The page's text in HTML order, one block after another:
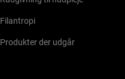
Filantropi
Produkter der udgår